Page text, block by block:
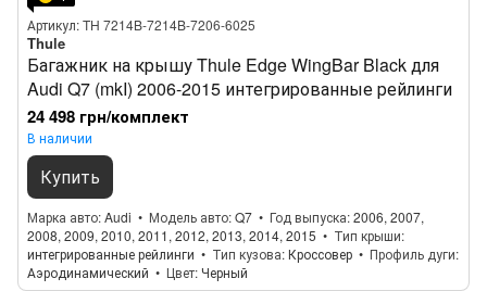
Артикул: TH 7214B-7214B-7206-6025
Thule
Багажник на крышу Thule Edge WingBar Black для
Audi Q7 (mkI) 2006-2015 интегрированные рейлинги
24 498 грн/комплект
В наличии
Купить
Марка авто Audi Модель авто Q7 Год выпуска 2006, 2007,
2008, 2009, 2010, 2011, 2012, 2013, 2014, 2015
Тип крыши
интегрированные рейлинги
Тип кузова Кроссовер
Профиль дуги
Аэродинамический
Цвет Черный